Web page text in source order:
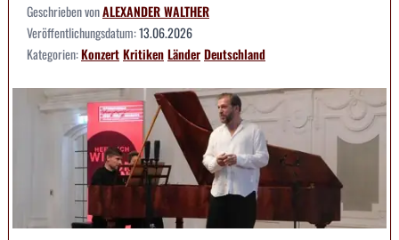
Geschrieben vonALEXANDER WALTHER
Veröffentlichungsdatum:13.06.2026
Kategorien:KonzertKritikenLänderDeutschland